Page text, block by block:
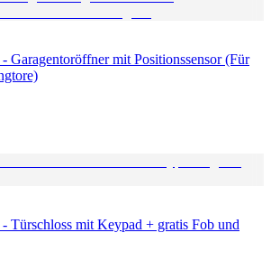
Garagentoröffner mit Positionssensor (Für
Türschloss mit Keypad + gratis Fob und